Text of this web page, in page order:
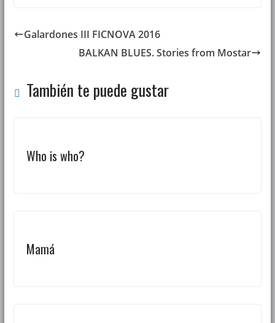
Galardones III FICNOVA 2016
BALKAN BLUES. Stories from Mostar
También te puede gustar
Who is who?
Mamá